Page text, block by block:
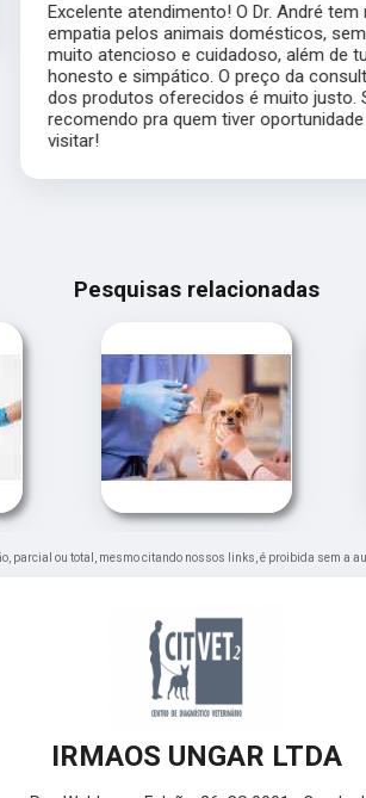
Excelente atendimento! O Dr. André tem
empatia pelos animais domésticos, sempre
muito atencioso e cuidadoso, além de tudo
honesto e simpático. O preço da consulta e
dos produtos oferecidos é muito justo.
recomendo pra quem tiver oportunidade de
visitar!
Pesquisas relacionadas
parcial ou total, mesmo citando nossos links, é proibida sem a
IRMAOS UNGAR LTDA